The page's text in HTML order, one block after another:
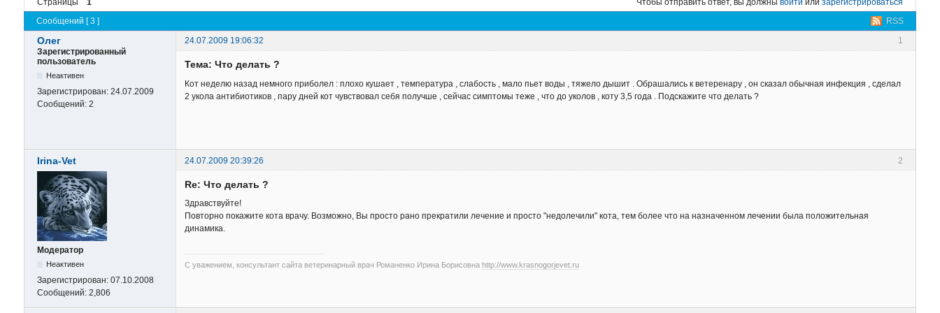
RSS
Сообщений [ 3 ]
1
Олег
24.07.2009 19:06:32
Зарегистрированный
пользователь
Неактивен
Зарегистрирован: 24.07.2009
Сообщений: 2
Тема: Что делать ?
Кот неделю назад немного приболел : плохо кушает , температура , слабость , мало пьет воды , тяжело дышит . Обрашались к ветеренару , он сказал обычная инфекция , сделал
2 укола антибиотиков , пару дней кот чувствовал себя получше , сейчас симптомы теже , что до уколов , коту 3,5 года . Подскажите что делать ?
2
Irina-Vet 24.07.2009 20:39:26
Модератор
Неактивен
Зарегистрирован: 07.10.2008
Сообщений: 2,806
Re: Что делать ?
Здравствуйте!
Повторно покажите кота врачу. Возможно, Вы просто рано прекратили лечение и просто "недолечили" кота, тем более что на назначенном лечении была положительная
динамика.
С уважением, консультант сайта ветеринарный врач Романенко Ирина Борисовна http://www.krasnogorjevet.ru